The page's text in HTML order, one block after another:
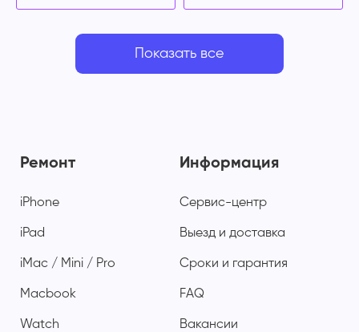
Показать все
Ремонт
iPhone
iPad
iMac / Mini / Pro
Macbook
Watch
Информация
Сервис-центр
Выезд и доставка
Сроки и гарантия
FAQ
Вакансии